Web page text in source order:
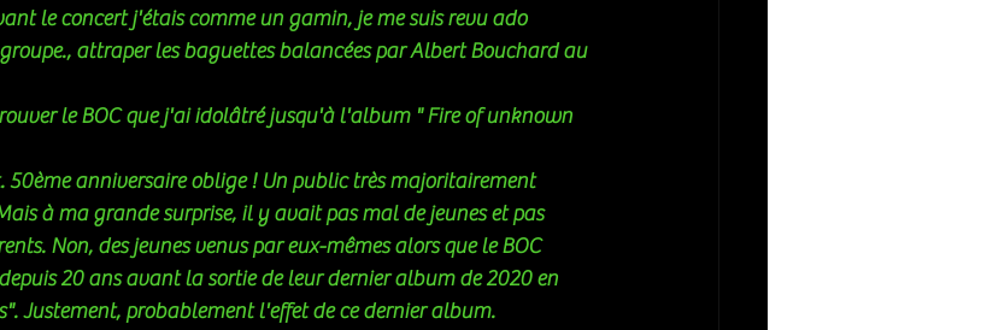
le concert j'étais comme un gamin, je me suis revu ado
attraper les baguettes balancées par Albert Bouchard au
le BOC que j'ai idolâtré jusqu'à l'album " Fire of unknown
50ème anniversaire oblige ! Un public très majoritairement
à ma grande surprise, il y avait pas mal de jeunes et pas
Non, des jeunes venus par eux-mêmes alors que le BOC
20 ans avant la sortie de leur dernier album de 2020 en
Justement, probablement l'effet de ce dernier album.